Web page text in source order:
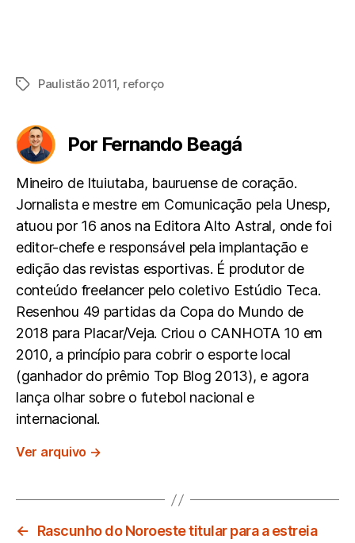
TagsPaulistão 2011, reforço
Por Fernando Beagá
Mineiro de Ituiutaba, bauruense de coração.
Jornalista e mestre em Comunicação pela Unesp,
atuou por 16 anos na Editora Alto Astral, onde foi
editor-chefe e responsável pela implantação e
edição das revistas esportivas. É produtor de
conteúdo freelancer pelo coletivo Estúdio Teca.
Resenhou 49 partidas da Copa do Mundo de
2018 para Placar/Veja. Criou o CANHOTA 10 em
2010, a princípio para cobrir o esporte local
(ganhador do prêmio Top Blog 2013), e agora
lança olhar sobre o futebol nacional e
internacional.
Ver arquivo →
←
Rascunho do Noroeste titular para a estreia